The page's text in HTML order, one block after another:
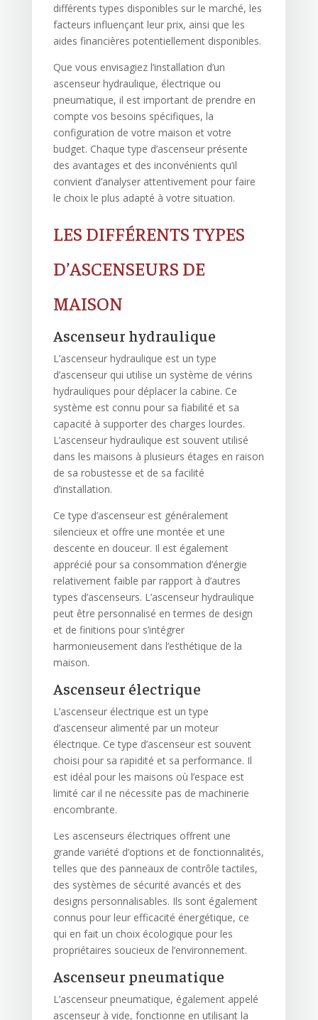
différents types disponibles sur le marché, les
facteurs influençant leur prix, ainsi que les
aides financières potentiellement disponibles.
Que vous envisagiez l’installation d’un
ascenseur hydraulique, électrique ou
pneumatique, il est important de prendre en
compte vos besoins spécifiques, la
configuration de votre maison et votre
budget. Chaque type d’ascenseur présente
des avantages et des inconvénients qu’il
convient d’analyser attentivement pour faire
le choix le plus adapté à votre situation.
LES DIFFÉRENTS TYPES
D’ASCENSEURS DE
MAISON
Ascenseur hydraulique
L’ascenseur hydraulique est un type
d’ascenseur qui utilise un système de vérins
hydrauliques pour déplacer la cabine. Ce
système est connu pour sa fiabilité et sa
capacité à supporter des charges lourdes.
L’ascenseur hydraulique est souvent utilisé
dans les maisons à plusieurs étages en raison
de sa robustesse et de sa facilité
d’installation.
Ce type d’ascenseur est généralement
silencieux et offre une montée et une
descente en douceur. Il est également
apprécié pour sa consommation d’énergie
relativement faible par rapport à d’autres
types d’ascenseurs. L’ascenseur hydraulique
peut être personnalisé en termes de design
et de finitions pour s’intégrer
harmonieusement dans l’esthétique de la
maison.
Ascenseur électrique
L’ascenseur électrique est un type
d’ascenseur alimenté par un moteur
électrique. Ce type d’ascenseur est souvent
choisi pour sa rapidité et sa performance. Il
est idéal pour les maisons où l’espace est
limité car il ne nécessite pas de machinerie
encombrante.
Les ascenseurs électriques offrent une
grande variété d’options et de fonctionnalités,
telles que des panneaux de contrôle tactiles,
des systèmes de sécurité avancés et des
designs personnalisables. Ils sont également
connus pour leur efficacité énergétique, ce
qui en fait un choix écologique pour les
propriétaires soucieux de l’environnement.
Ascenseur pneumatique
L’ascenseur pneumatique, également appelé
ascenseur à vide, fonctionne en utilisant la